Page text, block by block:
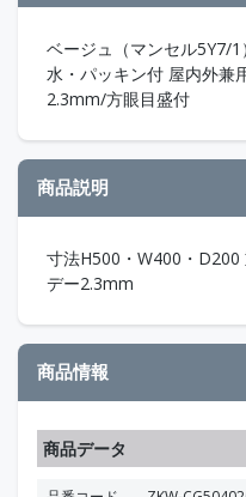
ベージュ（マンセル5Y7/
水・パッキン付 屋内外
2.3mm/方眼目盛付
商品説明
寸法H500・W400・
デー2.3mm
商品情報
商品データ